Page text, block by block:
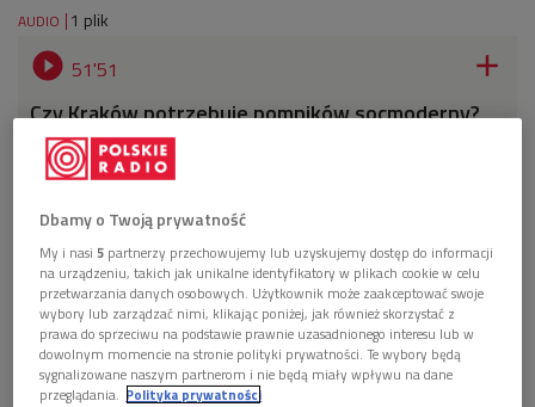
AUDIO 1 plik
 51'51 
Czy Kraków potrzebuje pomników socmoderny?
(Przestrzenie kultury/Dwójka)
Dbamy o Twoją prywatność
My i nasi5 partnerzy przechowujemy lub uzyskujemy dostęp do informacji
na urządzeniu, takich jak unikalne identyfikatory w plikach cookie w celu
przetwarzania danych osobowych. Użytkownik może zaakceptować swoje
wybory lub zarządzać nimi, klikając poniżej, jak również skorzystać z
prawa do sprzeciwu na podstawie prawnie uzasadnionego interesu lub w
dowolnym momencie na stronie polityki prywatności. Te wybory będą
sygnalizowane naszym partnerom i nie będą miały wpływu na dane
przeglądania. Polityka prywatności